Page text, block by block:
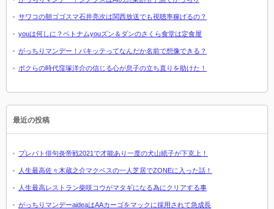
サワコの朝ゴゴスマ石井亮次は関西放送でも視聴率稼げるの？
youは何しに？ベトナムyouズン＆ダンのさくら食堂は定食屋
がっちりマンデー！パキッテってなんだか名前で想像できる？
ボクらの時代窪塚洋介の信じる心が息子の立ち直りを助けた！
最近の投稿
プレバト俳句炎帝戦2021で才能あり一度の犬山紙子が下克上！
人生最高佐々木蔵之介マクベスの一人芝居でZONEに入った話！
人生最高レストラン柴咲コウがマタギになる為にクリアする事
がっちりマンデーaideaはAAカーゴをマックに採用されて急成長